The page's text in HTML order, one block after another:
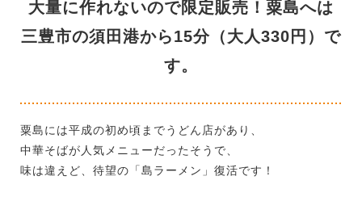
大量に作れないので限定販売！粟島へは
三豊市の須田港から15分（大人330円）で
す。
粟島には平成の初め頃までうどん店があり、
中華そばが人気メニューだったそうで、
味は違えど、待望の「島ラーメン」復活です！